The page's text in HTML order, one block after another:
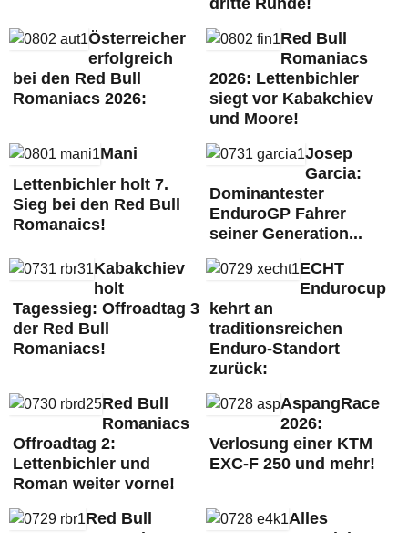
dritte Runde!
Österreicher
erfolgreich
bei den Red Bull
Romaniacs 2026:
Red Bull
Romaniacs
2026: Lettenbichler
siegt vor Kabakchiev
und Moore!
Mani
Lettenbichler holt 7.
Sieg bei den Red Bull
Romanaics!
Josep
Garcia:
Dominantester
EnduroGP Fahrer
seiner Generation...
Kabakchiev
holt
Tagessieg: Offroadtag 3
der Red Bull
Romaniacs!
ECHT
Endurocup
kehrt an
traditionsreichen
Enduro-Standort
zurück:
Red Bull
Romaniacs
Offroadtag 2:
Lettenbichler und
Roman weiter vorne!
AspangRace
2026:
Verlosung einer KTM
EXC-F 250 und mehr!
Red Bull
Alles